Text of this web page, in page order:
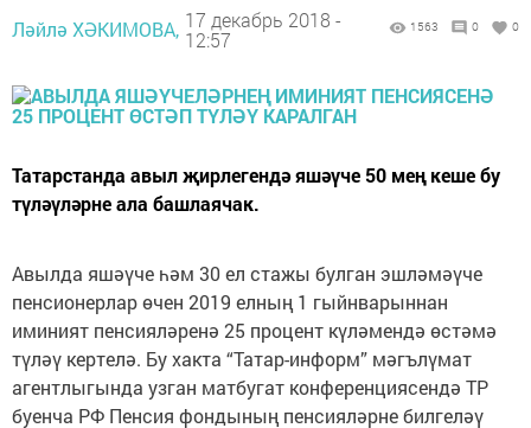
Ләйлә ХӘКИМОВА, 17 декабрь 2018 -
12:57
1563 0 0
Татарстанда авыл җирлегендә яшәүче 50 мең кеше бу
түләүләрне ала башлаячак.
Авылда яшәүче һәм 30 ел стажы булган эшләмәүче
пенсионерлар өчен 2019 елның 1 гыйнварыннан
иминият пенсияләренә 25 процент күләмендә өстәмә
түләү кертелә. Бу хакта “Татар-информ” мәгълүмат
агентлыгында узган матбугат конференциясендә ТР
буенча РФ Пенсия фондының пенсияләрне билгеләү